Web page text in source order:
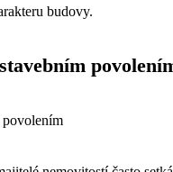
budovy.
povolením